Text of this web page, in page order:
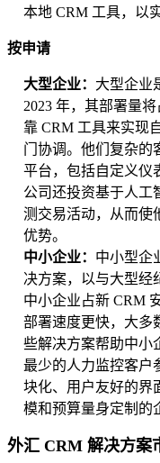
本地 CRM 工具，以
按申请
大型企业： 大型企业
2023 年，其部署量
靠 CRM 工具来实现
门协调。他们复杂的
平台，包括自定义仪
公司还投资基于人工
测交易活动，从而使
优势。
中小企业： 中小型企
决方案，以与大型经
中小企业占新 CRM
部署速度更快，大多
些解决方案帮助中小
最少的人力监控客户
块化、用户友好的界
模和预算量身定制的
外汇 CRM 解决方案